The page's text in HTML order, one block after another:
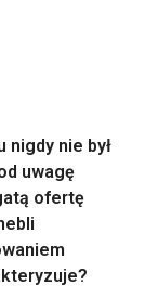
nigdy nie był
uwagę
ofertę